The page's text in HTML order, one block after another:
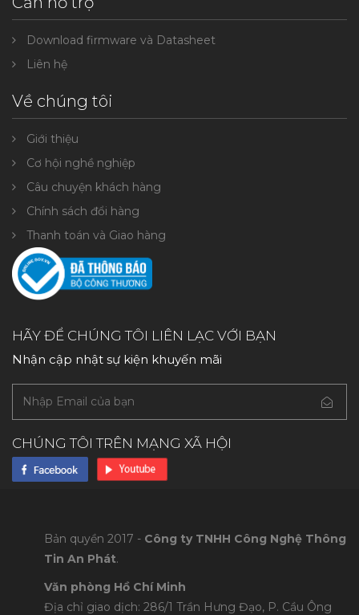
Download firmware và Datasheet
Liên hệ
Về chúng tôi
Giới thiệu
Cơ hội nghề nghiệp
Câu chuyện khách hàng
Chính sách đổi hàng
Thanh toán và Giao hàng
HÃY ĐỂ CHÚNG TÔI LIÊN LẠC VỚI BẠN
Nhận cập nhật sự kiện khuyến mãi
CHÚNG TÔI TRÊN MẠNG XÃ HỘI
Bản quyền 2017 - Công ty TNHH Công Nghệ Thông
Tin An Phát.
Văn phòng Hồ Chí Minh
Địa chỉ giao dịch: 286/1 Trần Hưng Đạo, P. Cầu Ông